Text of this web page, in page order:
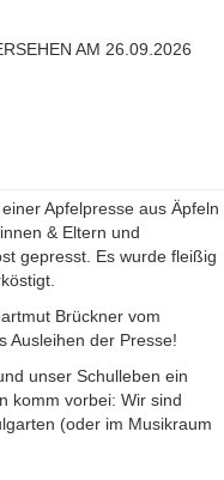
AM 26.09.2026
Apfelpresse aus Äpfeln
& Eltern und
gepresst. Es wurde fleißig
Brückner vom
Ausleihen der Presse!
unser Schulleben ein
komm vorbei: Wir sind
(oder im Musikraum